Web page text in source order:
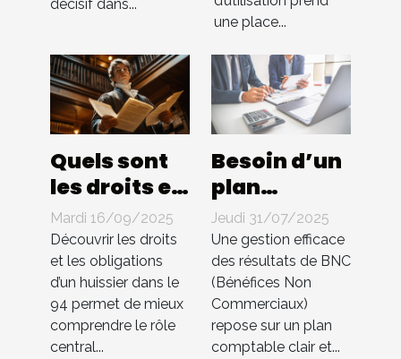
décisif dans...
une place...
Quels sont
les droits et
les
obligations
d'un
huissier
dans le 94 ?
Mardi 16/09/2025
Découvrir les droits
et les obligations
d’un huissier dans le
94 permet de mieux
comprendre le rôle
central...
Besoin d’un
plan
comptable
pour BNC ?
Compta 4
You
s’occupe de
tout !
Jeudi 31/07/2025
Une gestion efficace
des résultats de BNC
(Bénéfices Non
Commerciaux)
repose sur un plan
comptable clair et...